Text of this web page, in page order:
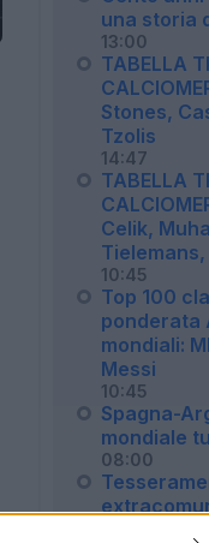
una storia
13:00
TABELLA
Stones,
Tzolis
14:47
TABELLA
Celik,
10:45
Top 100
ponderata
mondiali:
Messi
10:45
Spagna-
mondiale
08:00
delle